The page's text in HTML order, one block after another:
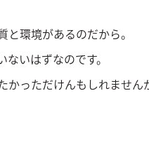
環境があるのだから。
いはずなのです。
かっただけんもしれません